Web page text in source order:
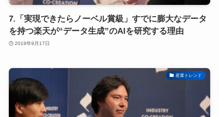
7.「実現できたらノーベル賞級」すでに膨大なデータ
を持つ楽天が“データ生成”のAIを研究する理由
2019年9月17日
産業トレンド